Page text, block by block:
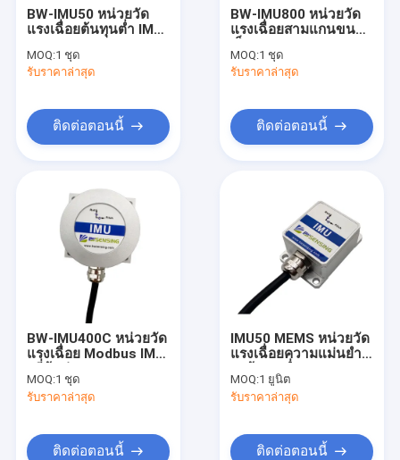
BW-IMU50 หน่วยวัด
แรงเฉื่อยต้นทุนต่ำ IMU
เอาต์พุตตัวเลือก
MOQ:1 ชุด
รับราคาล่าสุด
ติดต่อตอนนี้
BW-IMU800 หน่วยวัด
แรงเฉื่อยสามแกนขนาด
MOQ:1 ชุด
รับราคาล่าสุด
ติดต่อตอนนี้
BW-IMU400C หน่วยวัด
แรงเฉื่อย Modbus IMU
MOQ:1 ชุด
รับราคาล่าสุด
ติดต่อตอนนี้
IMU50 MEMS หน่วยวัด
แรงเฉื่อยความแม่นยำ
RS232/RS485/TTL
MOQ:1 ยูนิต
รับราคาล่าสุด
ติดต่อตอนนี้